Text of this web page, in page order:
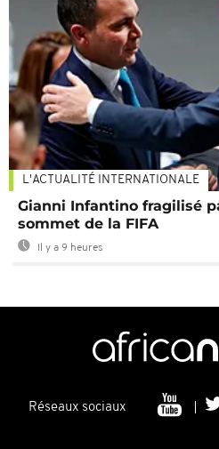
L'ACTUALITÉ INTERNATIONALE
Gianni Infantino fragilisé
sommet de la FIFA
Il y a 9 heures
Réseaux sociaux